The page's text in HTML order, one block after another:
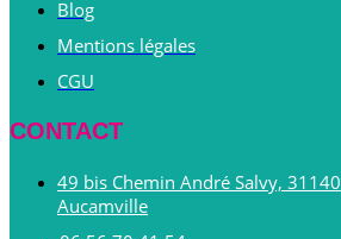
Blog
Mentions légales
CGU
CONTACT
49 bis Chemin André Salvy, 31140
Aucamville